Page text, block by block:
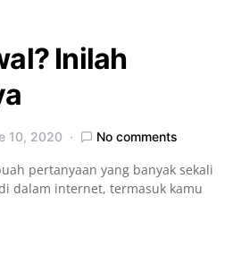
Inilah
10, 2020 No comments
pertanyaan yang banyak sekali
dalam internet, termasuk kamu